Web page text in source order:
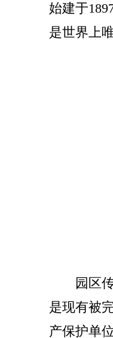
始建于
是世界上
园区
是现有被
产保护单位